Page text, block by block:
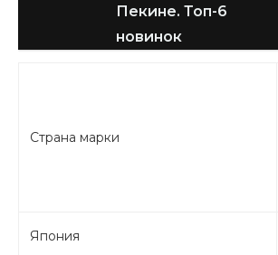
Пекине. Топ-6
новинок
Страна марки
Япония